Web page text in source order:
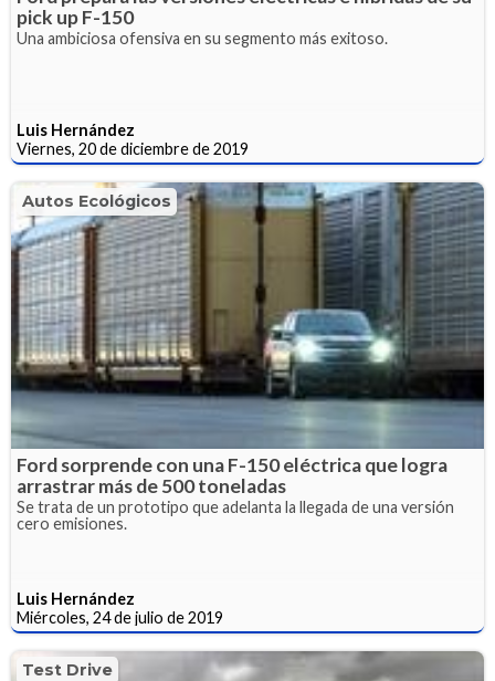
pick up F-150
Una ambiciosa ofensiva en su segmento más exitoso.
Luis Hernández
Viernes, 20 de diciembre de 2019
Autos Ecológicos
Ford sorprende con una F-150 eléctrica que logra
arrastrar más de 500 toneladas
Se trata de un prototipo que adelanta la llegada de una versión
cero emisiones.
Luis Hernández
Miércoles, 24 de julio de 2019
Test Drive